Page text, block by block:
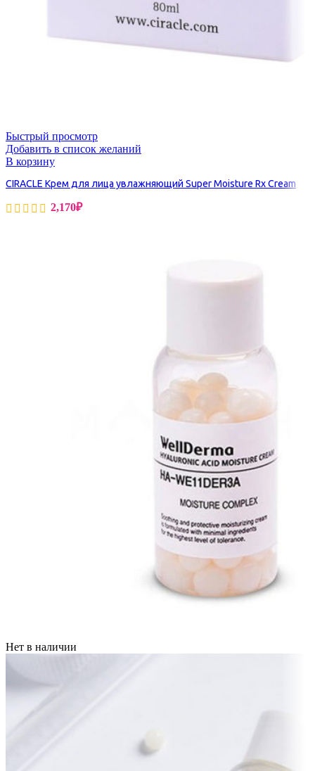
Быстрый просмотр
Добавить в список желаний
В корзину
CIRACLE Крем для лица увлажняющий Super Moisture Rx Cream
2,170₽
Нет в наличии